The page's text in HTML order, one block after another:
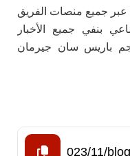
عبر جميع منصات الفريق
بنفي جميع الأخبار
باريس سان جيرمان